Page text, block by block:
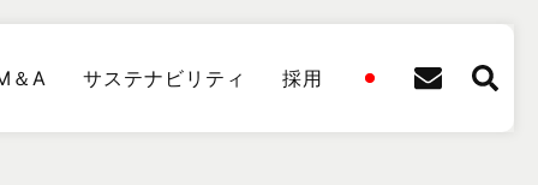
＆A サステナビリティ 採用